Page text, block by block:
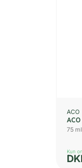
ACO
75
Kun